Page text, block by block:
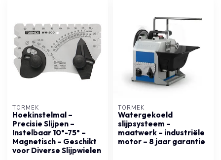
TORMEK
Hoekinstelmal –
Precisie Slijpen –
Instelbaar 10°-75° –
Magnetisch – Geschikt
voor Diverse Slijpwielen
TORMEK
Watergekoeld
slijpsysteem –
maatwerk – industriële
motor – 8 jaar garantie